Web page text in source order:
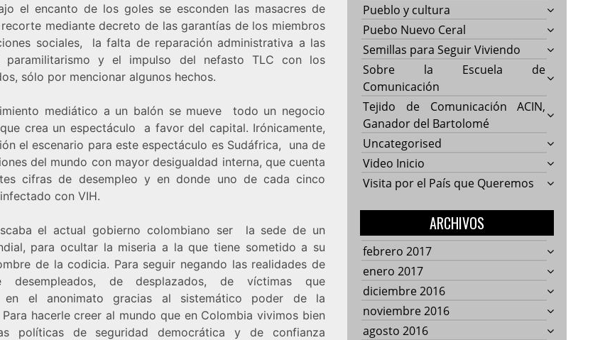
el encanto de los goles se esconden las masacres de
mediante decreto de las garantías de los miembros
sociales, la falta de reparación administrativa a las
paramilitarismo y el impulso del nefasto TLC con los
sólo por mencionar algunos hechos.
mediático a un balón se mueve todo un negocio
crea un espectáculo a favor del capital. Irónicamente,
el escenario para este espectáculo es Sudáfrica, una de
del mundo con mayor desigualdad interna, que cuenta
cifras de desempleo y en donde uno de cada cinco
con VIH.
el actual gobierno colombiano ser la sede de un
para ocultar la miseria a la que tiene sometido a su
de la codicia. Para seguir negando las realidades de
desempleados, de desplazados, de víctimas que
en el anonimato gracias al sistemático poder de la
hacerle creer al mundo que en Colombia vivimos bien
políticas de seguridad democrática y de confianza
Pueblo y cultura
Puebo Nuevo Ceral
Semillas para Seguir Viviendo
Sobre la Escuela de
Comunicación
Tejido de Comunicación ACIN,
Ganador del Bartolomé
Uncategorised
Video Inicio
Visita por el País que Queremos
ARCHIVOS
febrero 2017
enero 2017
diciembre 2016
noviembre 2016
agosto 2016